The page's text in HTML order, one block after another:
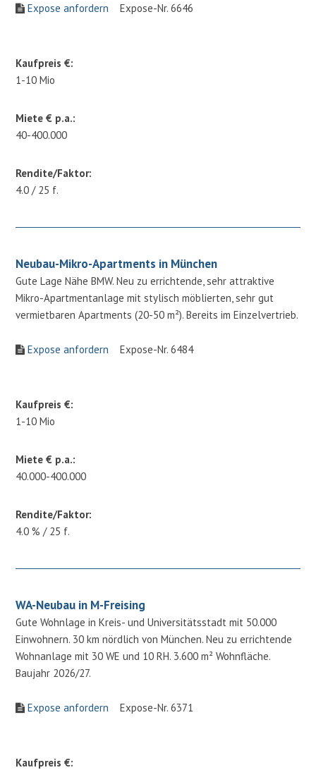
Expose anfordern Expose-Nr. 6646
Kaufpreis €:
1-10 Mio
Miete € p.a.:
40-400.000
Rendite/Faktor:
4.0 / 25 f.
Neubau-Mikro-Apartments in München
Gute Lage Nähe BMW. Neu zu errichtende, sehr attraktive
Mikro-Apartmentanlage mit stylisch möblierten, sehr gut
vermietbaren Apartments (20-50 m²). Bereits im Einzelvertrieb.
Expose anfordern Expose-Nr. 6484
Kaufpreis €:
1-10 Mio
Miete € p.a.:
40.000-400.000
Rendite/Faktor:
4.0 % / 25 f.
WA-Neubau in M-Freising
Gute Wohnlage in Kreis- und Universitätsstadt mit 50.000
Einwohnern. 30 km nördlich von München. Neu zu errichtende
Wohnanlage mit 30 WE und 10 RH. 3.600 m² Wohnfläche.
Baujahr 2026/27.
Expose anfordern Expose-Nr. 6371
Kaufpreis €: